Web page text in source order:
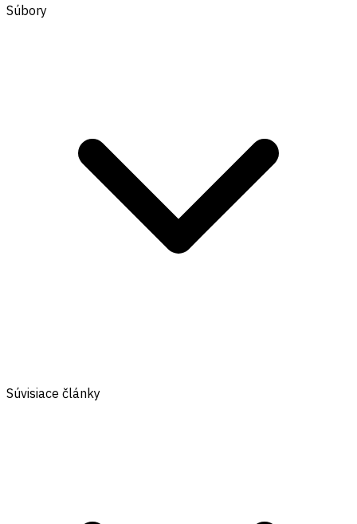
Súbory
Súvisiace články